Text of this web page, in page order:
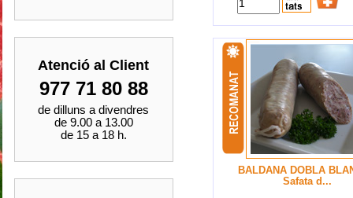
BALDANA DOBLA
Safata d...
Atenció al Client
977 71 80 88
de dilluns a divendres
de 9.00 a 13.00
de 15 a 18 h.